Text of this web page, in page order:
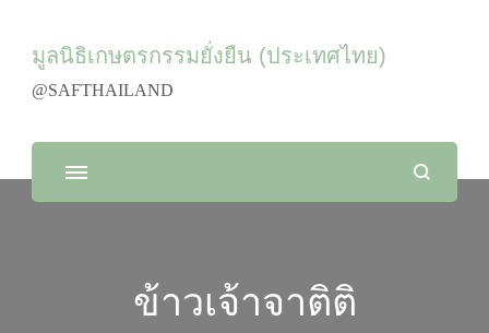
มูลนิธิเกษตรกรรมยั่งยืน (ประเทศไทย)
@SAFTHAILAND
ข้าวเจ้าจาติติ